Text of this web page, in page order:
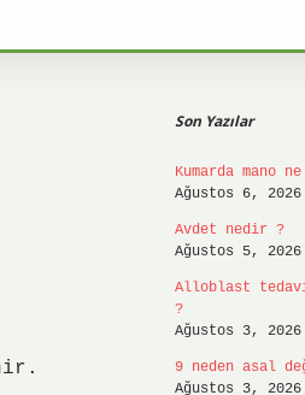
Son Yazılar
Kumarda mano
Ağustos 6, 2026
Avdet nedir ?
Ağustos 5, 2026
Alloblast
?
Ağustos 3, 2026
9 neden asal
Ağustos 3, 2026